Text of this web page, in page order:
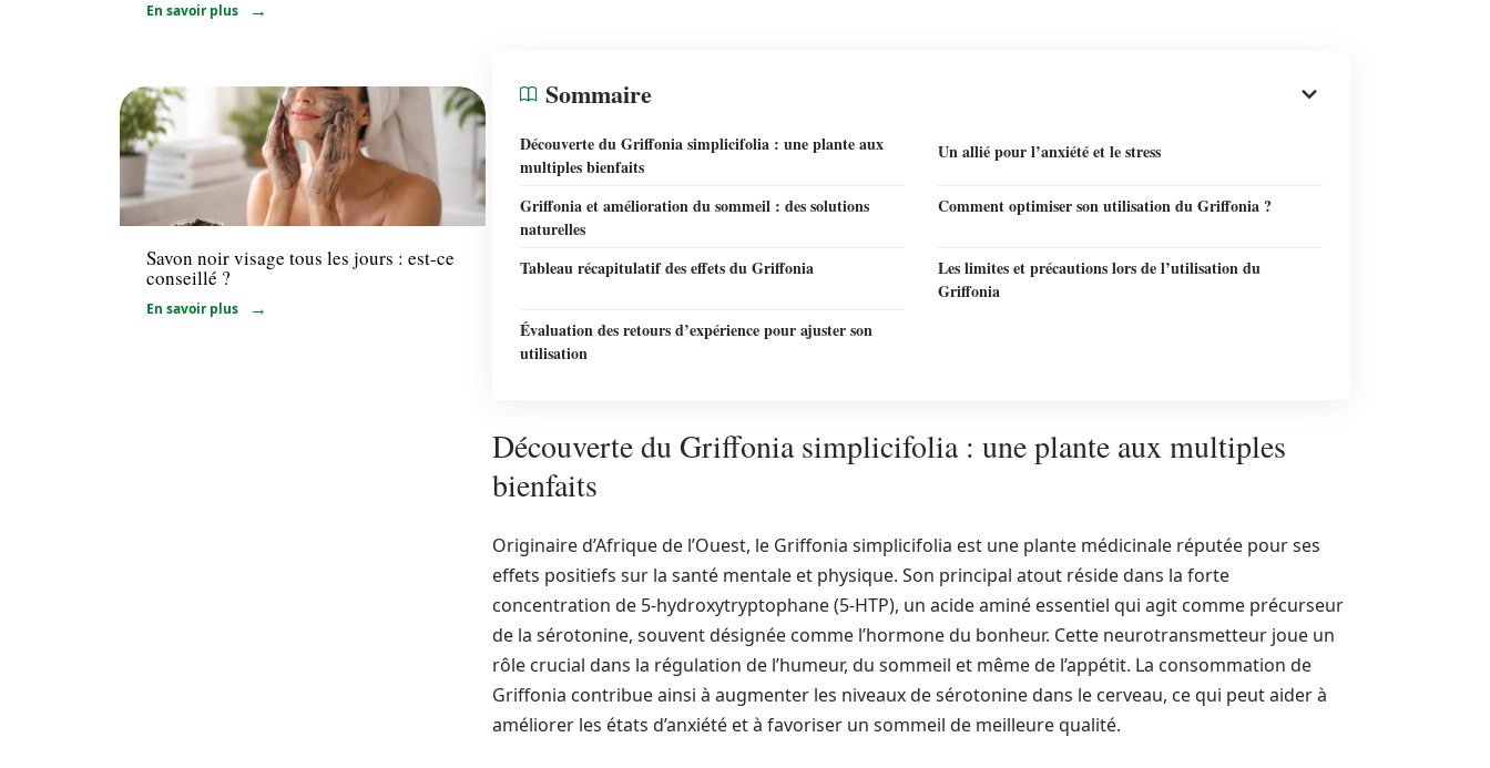
En savoir plus
Bien-être
Savon noir visage tous les jours : est-ce
conseillé ?
En savoir plus
Sommaire
Découverte du Griffonia simplicifolia : une plante aux
multiples bienfaits
Un allié pour l’anxiété et le stress
Griffonia et amélioration du sommeil : des solutions
naturelles
Comment optimiser son utilisation du Griffonia ?
Tableau récapitulatif des effets du Griffonia
Les limites et précautions lors de l’utilisation du
Griffonia
Évaluation des retours d’expérience pour ajuster son
utilisation
Découverte du Griffonia simplicifolia : une plante aux multiples
bienfaits
Originaire d’Afrique de l’Ouest, le Griffonia simplicifolia est une plante médicinale réputée pour ses
effets positiefs sur la santé mentale et physique. Son principal atout réside dans la forte
concentration de 5-hydroxytryptophane (5-HTP), un acide aminé essentiel qui agit comme précurseur
de la sérotonine, souvent désignée comme l’hormone du bonheur. Cette neurotransmetteur joue un
rôle crucial dans la régulation de l’humeur, du sommeil et même de l’appétit. La consommation de
Griffonia contribue ainsi à augmenter les niveaux de sérotonine dans le cerveau, ce qui peut aider à
améliorer les états d’anxiété et à favoriser un sommeil de meilleure qualité.